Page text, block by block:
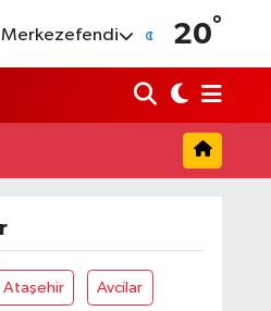
Merkezefendi 20°
Ataşehir Avcilar